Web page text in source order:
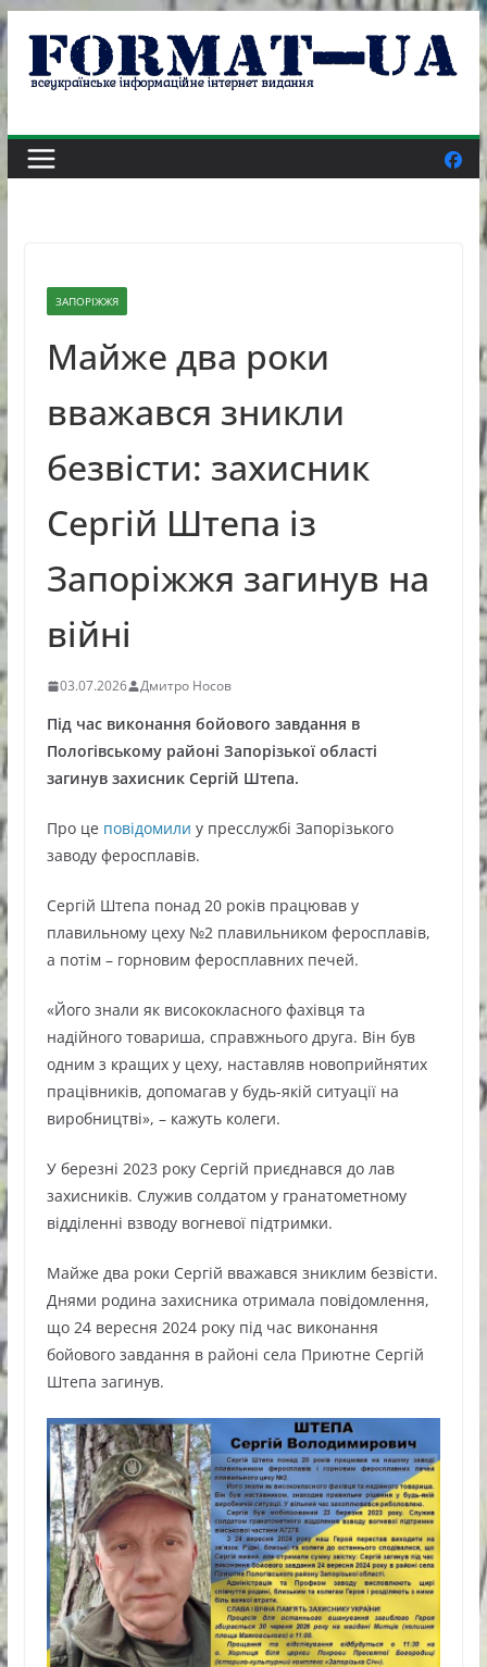
Skip
content
ЗАПОРІЖЖЯ
Майже два роки
вважався зникли
безвісти: захисник
Сергій Штепа із
Запоріжжя загинув на
війні
03.07.2026 Дмитро Носов
Під час виконання бойового завдання в
Пологівському районі Запорізької області
загинув захисник Сергій Штепа.
Про це повідомили у пресслужбі Запорізького
заводу феросплавів.
Сергій Штепа понад 20 років працював у
плавильному цеху №2 плавильником феросплавів,
а потім – горновим феросплавних печей.
«Його знали як висококласного фахівця та
надійного товариша, справжнього друга. Він був
одним з кращих у цеху, наставляв новоприйнятих
працівників, допомагав у будь-якій ситуації на
виробництві», – кажуть колеги.
У березні 2023 року Сергій приєднався до лав
захисників. Служив солдатом у гранатометному
відділенні взводу вогневої підтримки.
Майже два роки Сергій вважався зниклим безвісти.
Днями родина захисника отримала повідомлення,
що 24 вересня 2024 року під час виконання
бойового завдання в районі села Приютне Сергій
Штепа загинув.